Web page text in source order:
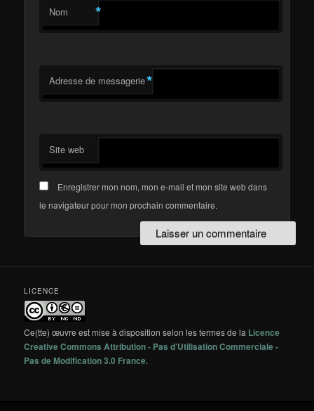
Nom *
Adresse de messagerie*
Site web
Enregistrer mon nom, mon e-mail et mon site web dans
le navigateur pour mon prochain commentaire.
LICENCE
Ce(tte) œuvre est mise à disposition selon les termes de la Licence
Creative Commons Attribution - Pas d’Utilisation Commerciale -
Pas de Modification 3.0 France.